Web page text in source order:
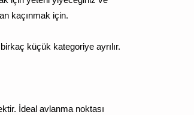
kaçınmak için.
birkaç küçük kategoriye ayrılır.
İdeal avlanma noktası